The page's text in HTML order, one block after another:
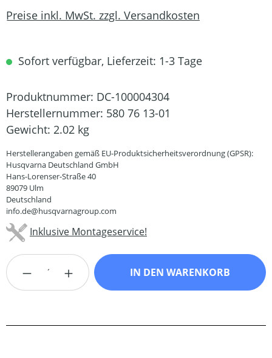
Preise inkl. MwSt. zzgl. Versandkosten
Sofort verfügbar, Lieferzeit: 1-3 Tage
Produktnummer: DC-100004304
Herstellernummer: 580 76 13-01
Gewicht: 2.02 kg
Herstellerangaben gemäß EU-Produktsicherheitsverordnung (GPSR):
Husqvarna Deutschland GmbH
Hans-Lorenser-Straße 40
89079 Ulm
Deutschland
info.de@husqvarnagroup.com
Inklusive Montageservice!
Produkt Anzahl: Gib den gewünschten
IN DEN WARENKORB